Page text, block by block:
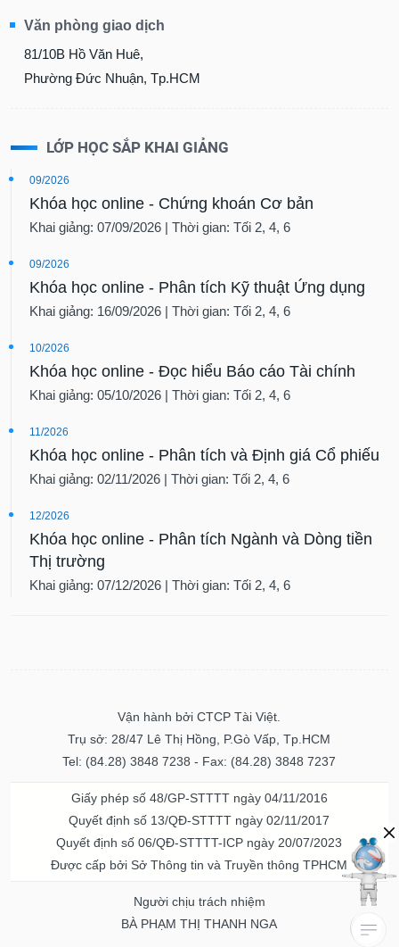
Văn phòng giao dịch
81/10B Hồ Văn Huê,
Phường Đức Nhuận, Tp.HCM
LỚP HỌC SẮP KHAI GIẢNG
09/2026
Khóa học online - Chứng khoán Cơ bản
Khai giảng: 07/09/2026 | Thời gian: Tối 2, 4, 6
09/2026
Khóa học online - Phân tích Kỹ thuật Ứng dụng
Khai giảng: 16/09/2026 | Thời gian: Tối 2, 4, 6
10/2026
Khóa học online - Đọc hiểu Báo cáo Tài chính
Khai giảng: 05/10/2026 | Thời gian: Tối 2, 4, 6
11/2026
Khóa học online - Phân tích và Định giá Cổ phiếu
Khai giảng: 02/11/2026 | Thời gian: Tối 2, 4, 6
12/2026
Khóa học online - Phân tích Ngành và Dòng tiền
Thị trường
Khai giảng: 07/12/2026 | Thời gian: Tối 2, 4, 6
Vận hành bởi CTCP Tài Việt.
Trụ sở: 28/47 Lê Thị Hồng, P.Gò Vấp, Tp.HCM
Tel: (84.28) 3848 7238 - Fax: (84.28) 3848 7237
Giấy phép số 48/GP-STTTT ngày 04/11/2016
Quyết định số 13/QĐ-STTTT ngày 02/11/2017
Quyết định số 06/QĐ-STTTT-ICP ngày 20/07/2023
Được cấp bởi Sở Thông tin và Truyền thông TPHCM
Người chịu trách nhiệm
BÀ PHẠM THỊ THANH NGA